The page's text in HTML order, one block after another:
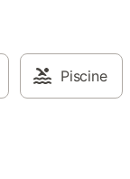
Piscine